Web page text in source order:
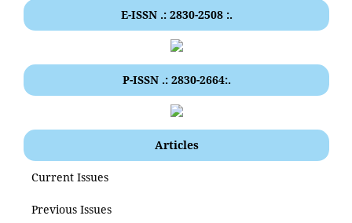
E-ISSN .: 2830-2508 :.
P-ISSN .: 2830-2664:.
Articles
Current Issues
Previous Issues